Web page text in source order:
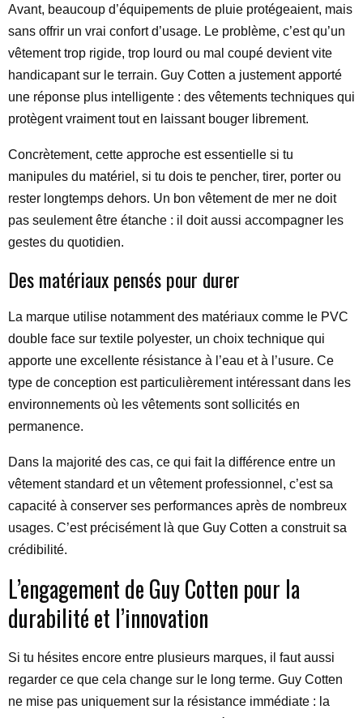
Avant, beaucoup d’équipements de pluie protégeaient, mais
sans offrir un vrai confort d’usage. Le problème, c’est qu’un
vêtement trop rigide, trop lourd ou mal coupé devient vite
handicapant sur le terrain. Guy Cotten a justement apporté
une réponse plus intelligente : des vêtements techniques qui
protègent vraiment tout en laissant bouger librement.
Concrètement, cette approche est essentielle si tu
manipules du matériel, si tu dois te pencher, tirer, porter ou
rester longtemps dehors. Un bon vêtement de mer ne doit
pas seulement être étanche : il doit aussi accompagner les
gestes du quotidien.
Des matériaux pensés pour durer
La marque utilise notamment des matériaux comme le PVC
double face sur textile polyester, un choix technique qui
apporte une excellente résistance à l’eau et à l’usure. Ce
type de conception est particulièrement intéressant dans les
environnements où les vêtements sont sollicités en
permanence.
Dans la majorité des cas, ce qui fait la différence entre un
vêtement standard et un vêtement professionnel, c’est sa
capacité à conserver ses performances après de nombreux
usages. C’est précisément là que Guy Cotten a construit sa
crédibilité.
L’engagement de Guy Cotten pour la
durabilité et l’innovation
Si tu hésites encore entre plusieurs marques, il faut aussi
regarder ce que cela change sur le long terme. Guy Cotten
ne mise pas uniquement sur la résistance immédiate : la